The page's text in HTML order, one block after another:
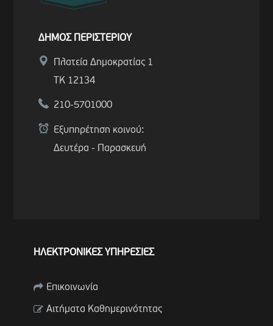
ΔΗΜΟΣ ΠΕΡΙΣΤΕΡΙΟΥ
Πλατεία Δημοκρατίας 1
ΤΚ 12134
210-5701000
Εξυπηρέτηση κοινού:
Δευτέρα - Παρασκευή
ΗΛΕΚΤΡΟΝΙΚΕΣ ΥΠΗΡΕΣΙΕΣ
Επικοινωνία
Αιτήματα Καθημερινότητας